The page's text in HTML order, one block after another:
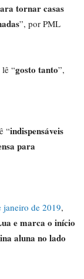
tornar casas
”, por PML
“gosto tanto”,
“indispensáveis
para
de 2019,
e marca o início
aluna no lado